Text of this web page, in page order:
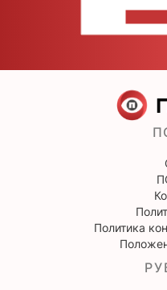
Политика